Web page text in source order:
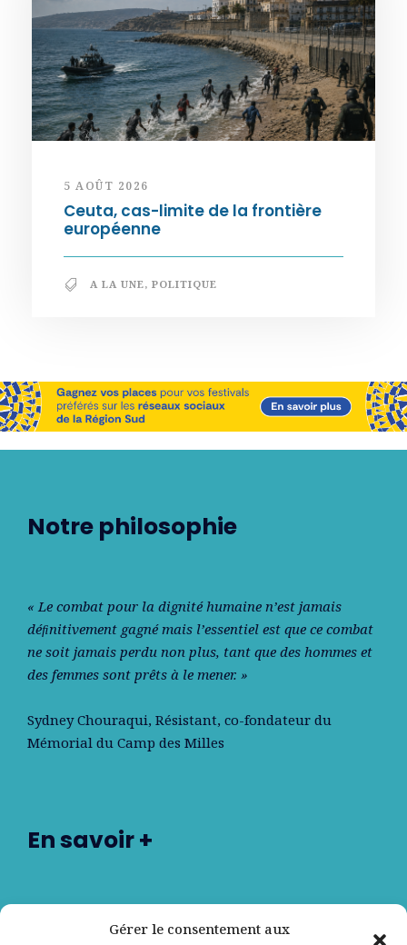
Gérer le consentement aux
5 AOÛT 2026
Ceuta, cas-limite de la frontière
européenne
A LA UNE, POLITIQUE
Notre philosophie
« Le combat pour la dignité humaine n’est jamais
déﬁnitivement gagné mais l’essentiel est que ce combat
ne soit jamais perdu non plus, tant que des hommes et
des femmes sont prêts à le mener. »
Sydney Chouraqui, Résistant, co-fondateur du
Mémorial du Camp des Milles
En savoir +